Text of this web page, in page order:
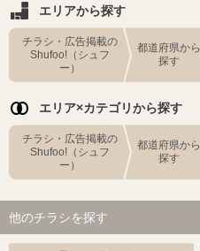
エリアから探す
チラシ・広告掲載の
Shufoo!（シュフ
ー）
都道府県から
探す
エリア×カテゴリから探す
チラシ・広告掲載の
Shufoo!（シュフ
ー）
都道府県から
探す
他のチラシを探す